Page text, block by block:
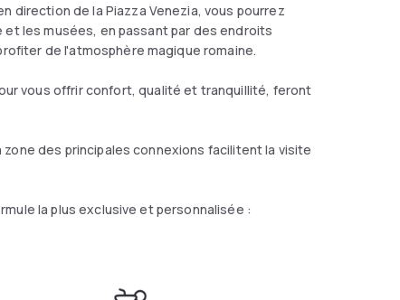
direction de la Piazza Venezia, vous pourrez
et les musées, en passant par des endroits
de l'atmosphère magique romaine.
vous offrir confort, qualité et tranquillité, feront
des principales connexions facilitent la visite
la plus exclusive et personnalisée :